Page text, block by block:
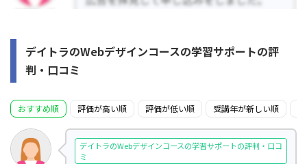
デイトラのWebデザインコースの学習サポートの評
判・口コミ
おすすめ順 評価が高い順 評価が低い順 受講年が新しい順
デイトラのWebデザインコースの学習サポートの評判・口コ
ミ